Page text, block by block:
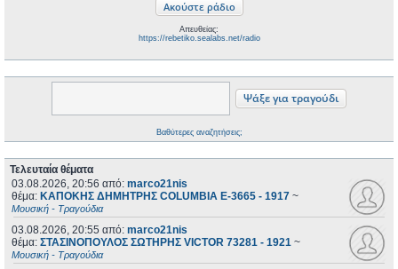
Απευθείας:
https://rebetiko.sealabs.net/radio
Βαθύτερες αναζητήσεις;
Τελευταία θέματα
03.08.2026, 20:56 από: marco21nis
θέμα: ΚΑΠΟΚΗΣ ΔΗΜΗΤΡΗΣ COLUMBIA E-3665 - 1917 ~
Μουσική - Τραγούδια
03.08.2026, 20:55 από: marco21nis
θέμα: ΣΤΑΣΙΝΟΠΟΥΛΟΣ ΣΩΤΗΡΗΣ VICTOR 73281 - 1921 ~
Μουσική - Τραγούδια